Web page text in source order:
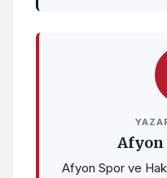
Afyon
Afyon Spor ve